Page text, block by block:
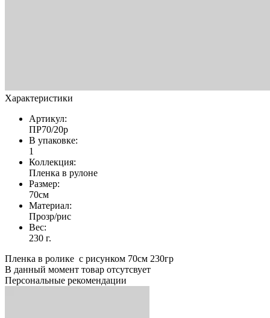
Характеристики
Артикул:
ПР70/20р
В упаковке:
1
Коллекция:
Пленка в рулоне
Размер:
70см
Материал:
Прозр/рис
Вес:
230 г.
Пленка в ролике с рисунком 70см 230гр
В данный момент товар отсутсвует
Персональные рекомендации